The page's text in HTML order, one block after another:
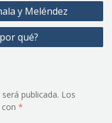
y Meléndez
qué?
publicada. Los
*